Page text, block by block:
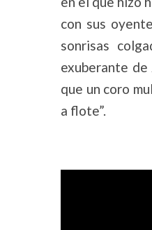
con sus
sonrisas
exuberante
que un coro
a flote”.